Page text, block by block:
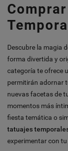
Descubre la magia
forma divertida y
categoría te ofrece
permitirán adornar
nuevas facetas de
momentos más
fiesta temática o
tatuajes
experimentar con